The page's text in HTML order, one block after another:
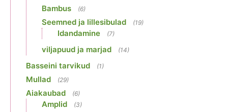
Bambus (6)
Seemned ja lillesibulad (19)
Idandamine (7)
viljapuud ja marjad (14)
Basseini tarvikud (1)
Mullad (29)
Aiakaubad (6)
Amplid (3)